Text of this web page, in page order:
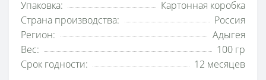
Упаковка:
Картонная коробка
Страна производства:
Россия
Регион:
Адыгея
Вес:
100 гр
Срок годности:
12 месяцев